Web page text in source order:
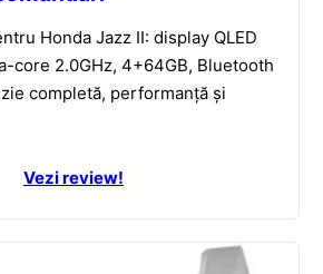
Honda Jazz II: display QLED
core 2.0GHz, 4+64GB, Bluetooth
completă, performanță și
Vezi review!